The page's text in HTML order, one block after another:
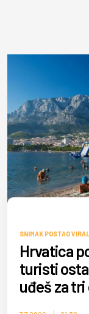
SNIMAK POSTAO
Hrvatica
turisti
uđeš za tri